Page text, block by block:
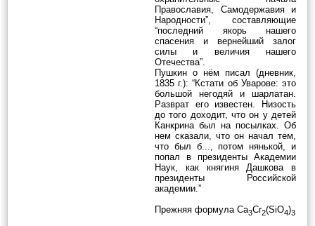
Православия, Самодержавия и
Народности”, составляющие
“последний якорь нашего
спасения и вернейший залог
силы и величия нашего
Отечества”.
Пушкин о нём писал (дневник,
1835 г.): “Кстати об Уварове: это
большой негодяй и шарлатан.
Разврат его известен. Низость
до того доходит, что он у детей
Канкрина был на посылках. Об
нем сказали, что он начал тем,
что был б..., потом нянькой, и
попал в президенты Академии
Наук, как княгиня Дашкова в
президенты Российской
академии.”
Прежняя формула Ca3Cr2(SiO4)3